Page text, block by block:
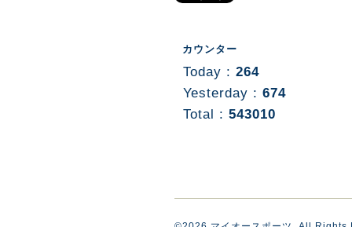
カウンター
Today : 264
Yesterday : 674
Total : 543010